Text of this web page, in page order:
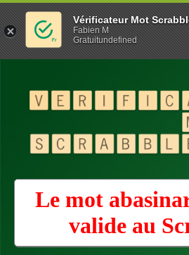
Le mot
valide au
Vérificateur Mot
Fabien M
Gratuitundefined